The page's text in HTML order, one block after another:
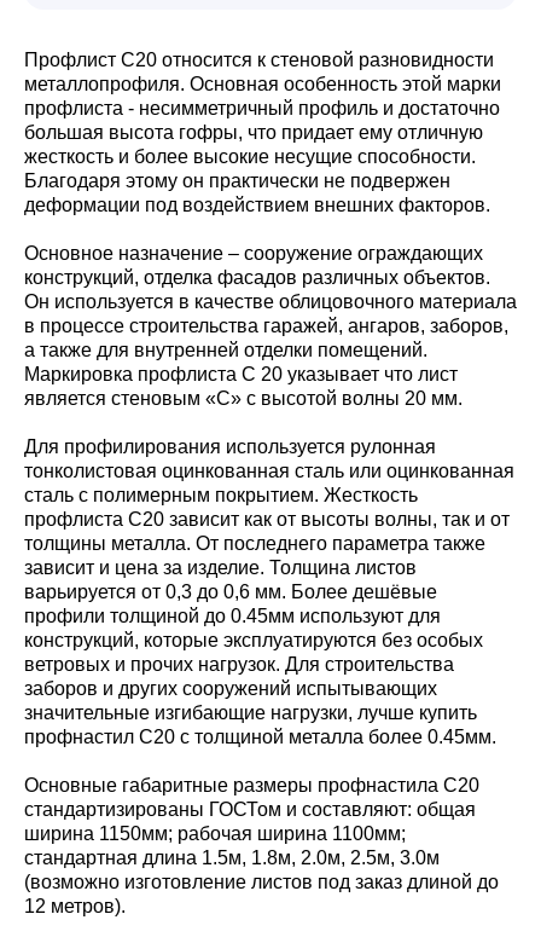
Профлист С20 относится к стеновой разновидности
металлопрофиля. Основная особенность этой марки
профлиста - несимметричный профиль и достаточно
большая высота гофры, что придает ему отличную
жесткость и более высокие несущие способности.
Благодаря этому он практически не подвержен
деформации под воздействием внешних факторов.
Основное назначение – сооружение ограждающих
конструкций, отделка фасадов различных объектов.
Он используется в качестве облицовочного материала
в процессе строительства гаражей, ангаров, заборов,
а также для внутренней отделки помещений.
Маркировка профлиста С 20 указывает что лист
является стеновым «С» с высотой волны 20 мм.
Для профилирования используется рулонная
тонколистовая оцинкованная сталь или оцинкованная
сталь с полимерным покрытием. Жесткость
профлиста С20 зависит как от высоты волны, так и от
толщины металла. От последнего параметра также
зависит и цена за изделие. Толщина листов
варьируется от 0,3 до 0,6 мм. Более дешёвые
профили толщиной до 0.45мм используют для
конструкций, которые эксплуатируются без особых
ветровых и прочих нагрузок. Для строительства
заборов и других сооружений испытывающих
значительные изгибающие нагрузки, лучше купить
профнастил С20 с толщиной металла более 0.45мм.
Основные габаритные размеры профнастила С20
стандартизированы ГОСТом и составляют: общая
ширина 1150мм; рабочая ширина 1100мм;
стандартная длина 1.5м, 1.8м, 2.0м, 2.5м, 3.0м
(возможно изготовление листов под заказ длиной до
12 метров).